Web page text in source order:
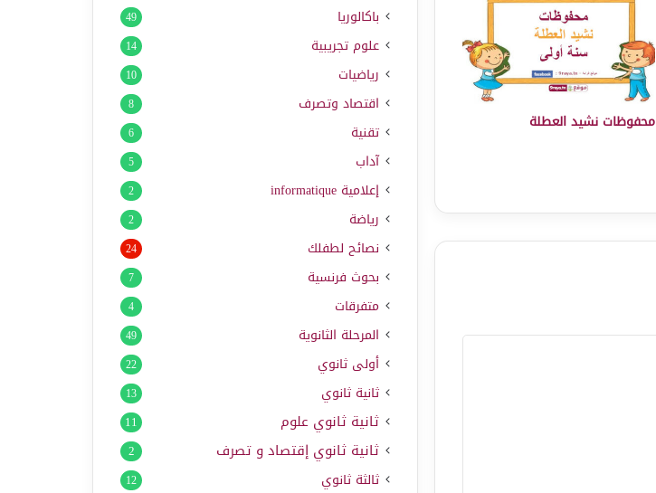
محفوظات نشيد العطلة
باكالوريا 49
علوم تجريبية 14
رياضيات 10
اقتصاد وتصرف 8
تقنية 6
آداب 5
إعلامية informatique
2
رياضة 2
نصائح لطفلك 24
بحوث فرنسية 7
متفرقات 4
المرحلة الثانوية 49
أولى ثانوي 22
ثانية ثانوي 13
ثانية ثانوي علوم 11
ثانية ثانوي إقتصاد و تصرف 2
ثالثة ثانوي 12